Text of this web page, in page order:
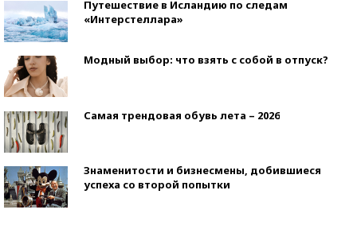
Путешествие в Исландию по следам
«Интерстеллара»
Модный выбор: что взять с собой в отпуск?
Самая трендовая обувь лета – 2026
Знаменитости и бизнесмены, добившиеся
успеха со второй попытки